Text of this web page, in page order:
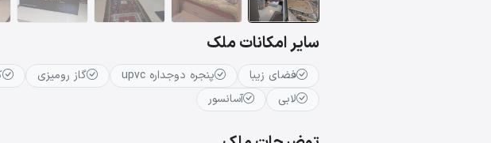
سایر امکانات ملک
فضای زیبا پنجره دوجداره upvc گاز رومیزی
لابی
آسانسور